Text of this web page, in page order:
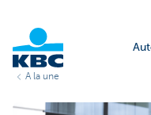
A la une